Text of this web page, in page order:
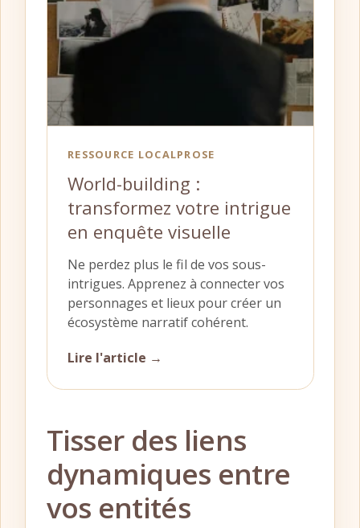
RESSOURCE LOCALPROSE
World-building :
transformez votre intrigue
en enquête visuelle
Ne perdez plus le fil de vos sous-
intrigues. Apprenez à connecter vos
personnages et lieux pour créer un
écosystème narratif cohérent.
Lire l'article →
Tisser des liens
dynamiques entre
vos entités